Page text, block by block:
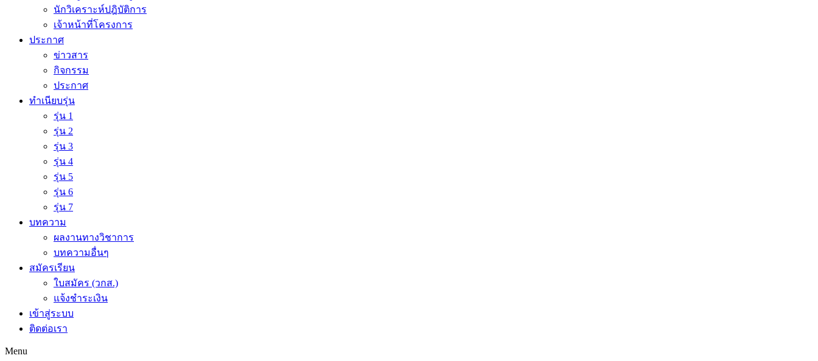
นักวิเคราะห์ปฎิบัติการ
เจ้าหน้าที่โครงการ
ประกาศ
ข่าวสาร
กิจกรรม
ประกาศ
ทำเนียบรุ่น
รุ่น 1
รุ่น 2
รุ่น 3
รุ่น 4
รุ่น 5
รุ่น 6
รุ่น 7
บทความ
ผลงานทางวิชาการ
บทความอื่นๆ
สมัครเรียน
ใบสมัคร (วกส.)
แจ้งชำระเงิน
เข้าสู่ระบบ
ติดต่อเรา
Menu